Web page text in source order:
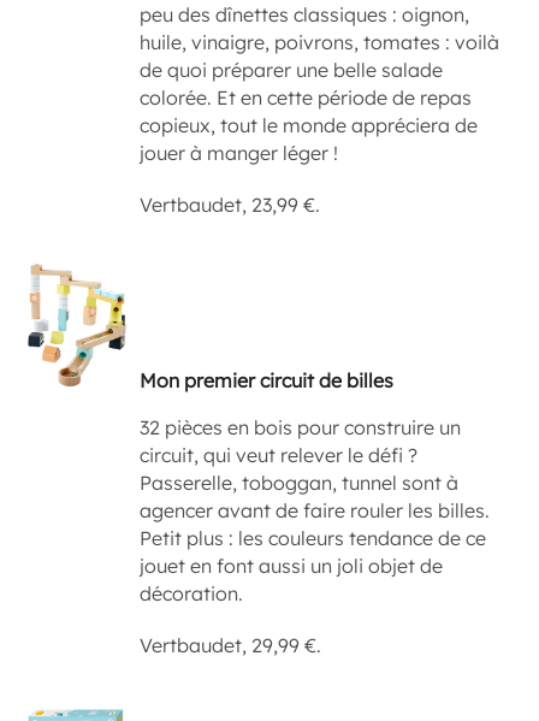
peu des dînettes classiques : oignon,
huile, vinaigre, poivrons, tomates : voilà
de quoi préparer une belle salade
colorée. Et en cette période de repas
copieux, tout le monde appréciera de
jouer à manger léger !
Vertbaudet, 23,99 €.
Mon premier circuit de billes
32 pièces en bois pour construire un
circuit, qui veut relever le défi ?
Passerelle, toboggan, tunnel sont à
agencer avant de faire rouler les billes.
Petit plus : les couleurs tendance de ce
jouet en font aussi un joli objet de
décoration.
Vertbaudet, 29,99 €.